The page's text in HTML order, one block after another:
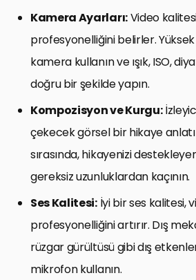
Kamera Ayarları:Video
profesyonelliğini belirler.
kamera kullanın ve ışık, ISO,
doğru bir şekilde yapın.
Kompozisyon ve Kurgu:
çekecek görsel bir hikaye
sırasında, hikayenizi
gereksiz uzunluklardan kaçının.
Ses Kalitesi:İyi bir ses kalitesi,
profesyonelliğini artırır. Dış
rüzgar gürültüsü gibi dış
mikrofon kullanın.